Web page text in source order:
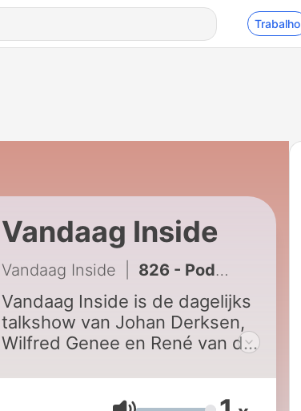
Trabalho
Vandaag Inside
Vandaag Inside 826 - Podcast Vandaag Inside met Job Knoester, vrijdag 29 mei 2026
Vandaag Inside is de dagelijks
talkshow van Johan Derksen,
Wilfred Genee en René van der
actualiteit, de meest
opvallende randzaken en